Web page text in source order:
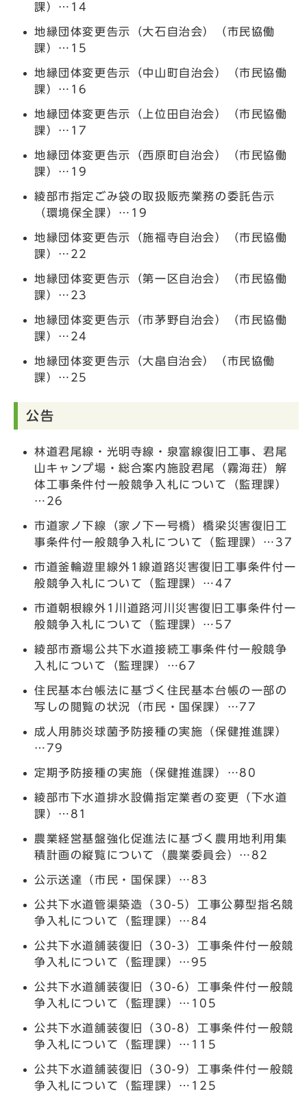
課）…14
地縁団体変更告示（大石自治会）（市民協働
課）…15
地縁団体変更告示（中山町自治会）（市民協働
課）…16
地縁団体変更告示（上位田自治会）（市民協働
課）…17
地縁団体変更告示（西原町自治会）（市民協働
課）…19
綾部市指定ごみ袋の取扱販売業務の委託告示
（環境保全課）…19
地縁団体変更告示（施福寺自治会）（市民協働
課）…22
地縁団体変更告示（第一区自治会）（市民協働
課）…23
地縁団体変更告示（市茅野自治会）（市民協働
課）…24
地縁団体変更告示（大畠自治会）（市民協働
課）…25
公告
林道君尾線・光明寺線・泉富線復旧工事、君尾
山キャンプ場・総合案内施設君尾（霧海荘）解
体工事条件付一般競争入札について（監理課）
…26
市道家ノ下線（家ノ下一号橋）橋梁災害復旧工
事条件付一般競争入札について（監理課）…37
市道釜輪遊里線外1線道路災害復旧工事条件付一
般競争入札について（監理課）…47
市道朝根線外1川道路河川災害復旧工事条件付一
般競争入札について（監理課）…57
綾部市斎場公共下水道接続工事条件付一般競争
入札について（監理課）…67
住民基本台帳法に基づく住民基本台帳の一部の
写しの閲覧の状況（市民・国保課）…77
成人用肺炎球菌予防接種の実施（保健推進課）
…79
定期予防接種の実施（保健推進課）…80
綾部市下水道排水設備指定業者の変更（下水道
課）…81
農業経営基盤強化促進法に基づく農用地利用集
積計画の縦覧について（農業委員会）…82
公示送達（市民・国保課）…83
公共下水道管渠築造（30-5）工事公募型指名競
争入札について（監理課）…84
公共下水道舗装復旧（30-3）工事条件付一般競
争入札について（監理課）…95
公共下水道舗装復旧（30-6）工事条件付一般競
争入札について（監理課）…105
公共下水道舗装復旧（30-8）工事条件付一般競
争入札について（監理課）…115
公共下水道舗装復旧（30-9）工事条件付一般競
争入札について（監理課）…125